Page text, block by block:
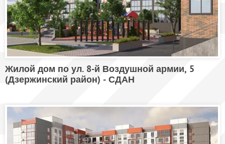
Жилой дом по ул. 8-й Воздушной армии, 5
(Дзержинский район) - СДАН